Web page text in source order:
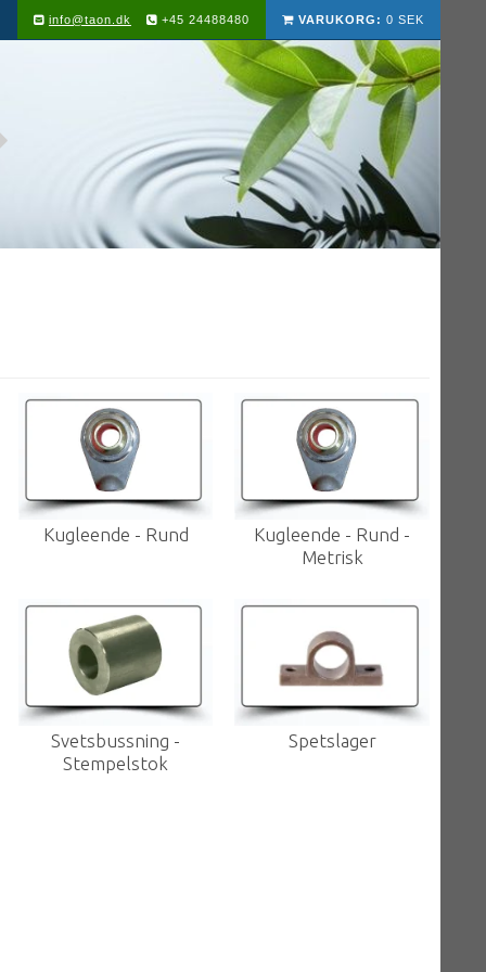
VARUKORG: 0 SEK
info@taon.dk +45 24488480
Kugleende - Rund
Kugleende - Rund -
Metrisk
Svetsbussning -
Stempelstok
Spetslager